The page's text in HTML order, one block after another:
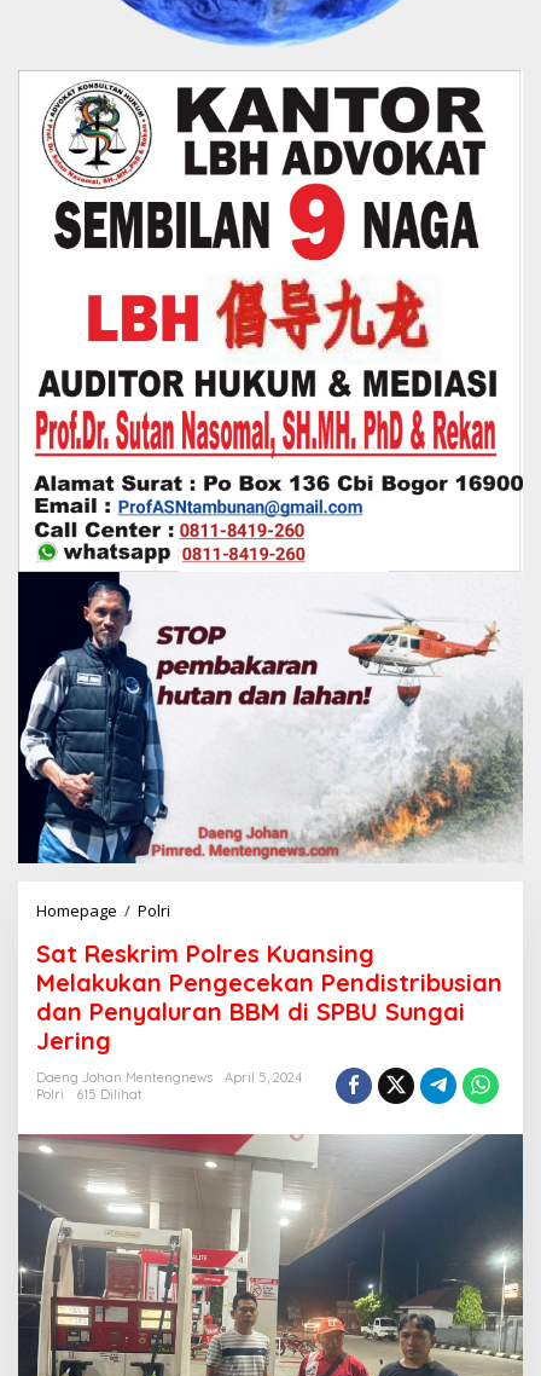
Homepage / Polri
t
R
e
s
i
o
s
K
u
a
n
s
Sat Reskrim Polres Kuansing
Melakukan Pengecekan Pendistribusian
dan Penyaluran BBM di SPBU Sungai
Jering
Daeng Johan Mentengnews
April 5, 2024
Polri
615 Dilihat